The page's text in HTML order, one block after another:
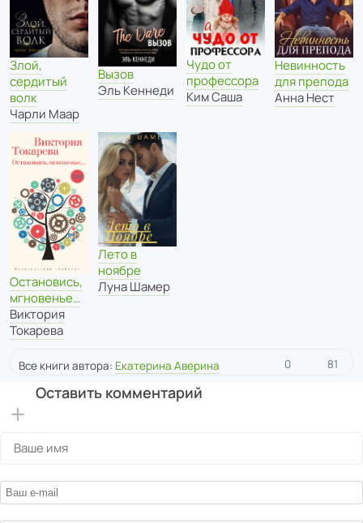
Злой,
сердитый
волк
Чарли Маар
Вызов
Эль Кеннеди
Чудо от
профессора
Ким Саша
Невинность
для препода
Анна Нест
Остановись,
мгновенье…
Виктория
Токарева
Лето в
ноябре
Луна Шамер
Все книги автора: Екатерина Аверина 0 81
Оставить комментарий